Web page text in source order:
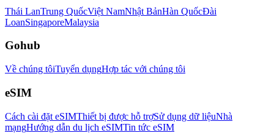
Thái LanTrung QuốcViệt NamNhật BảnHàn QuốcĐài
LoanSingaporeMalaysia
Gohub
Về chúng tôiTuyển dụngHợp tác với chúng tôi
eSIM
Cách cài đặt eSIMThiết bị được hỗ trợSử dụng dữ liệuNhà
mạngHướng dẫn du lịch eSIMTin tức eSIM